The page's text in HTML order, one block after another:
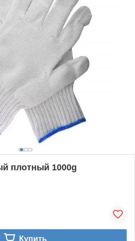
плотный 1000g
Купить